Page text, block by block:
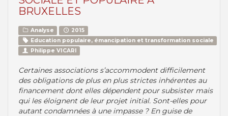
BRUXELLES
Analyse
2015
Education populaire, émancipation et transformation sociale
Philippe VICARI
Certaines associations s’accommodent difficilement
des obligations de plus en plus strictes inhérentes au
financement dont elles dépendent pour subsister mais
qui les éloignent de leur projet initial. Sont-elles pour
autant condamnées à une impasse ? En guise de